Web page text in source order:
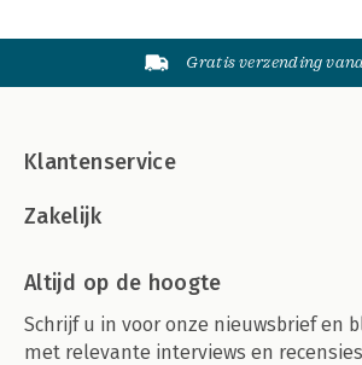
Gratis verzending
Klantenservice
Zakelijk
Altijd op de hoogte
Schrijf u in voor onze nieuwsbrief en
met relevante interviews en